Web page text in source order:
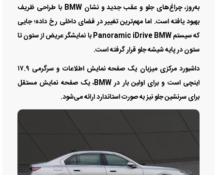
به‌روز، چراغ‌های جلو و عقب جدید و نشان BMW با طراحی ظریف
بهبود یافته است. اما مهم‌ترین تغییر در فضای داخلی رخ داده؛ جایی
که سیستم Panoramic iDrive BMW با نمایشگر عریض از ستون تا
ستون در پایه شیشه جلو قرار گرفته است.
داشبورد مرکزی میزبان یک صفحه نمایش اطلاعات و سرگرمی ۱۷.۹
اینچی است و برای اولین بار در BMW، یک صفحه نمایش مستقل
برای سرنشین جلو نیز به صورت استاندارد ارائه می‌شود.